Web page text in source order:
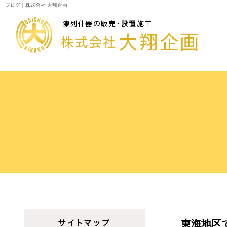
ブログ｜株式会社 大翔企画
東海地区